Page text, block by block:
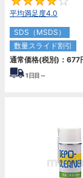
平均満足度4.0
SDS（MSDS）
数量スライド割引
通常価格(税別)： 677
1日目～